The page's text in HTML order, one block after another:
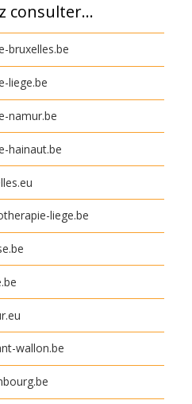
consulter…
bruxelles.be
liege.be
namur.be
hainaut.be
liege.be
wallon.be